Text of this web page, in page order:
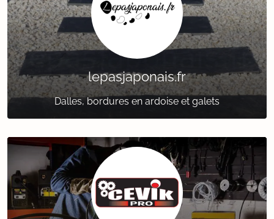
lepasjaponais.fr
Dalles, bordures en ardoise et galets